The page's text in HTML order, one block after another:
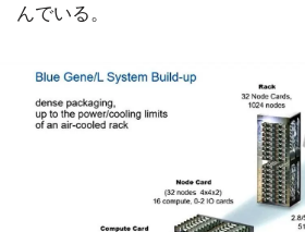
んでいる。